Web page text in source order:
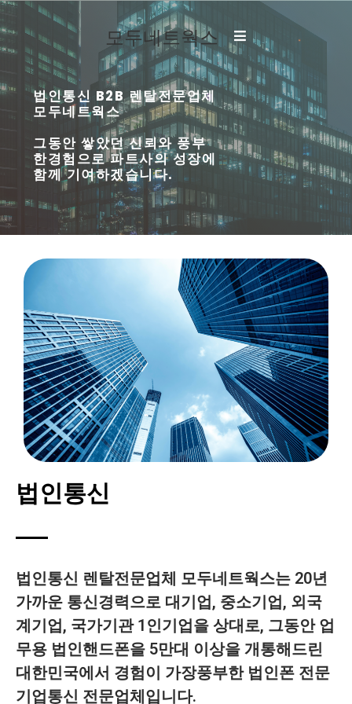
모두네트웍스
법인통신 B2B 렌탈전문업체
모두네트웍스
그동안 쌓았던 신뢰와 풍부
한경험으로 파트사의 성장에
함께 기여하겠습니다.
법인통신
법인통신 렌탈전문업체 모두네트웍스는 20년
가까운 통신경력으로 대기업, 중소기업, 외국
계기업, 국가기관 1인기업을 상대로, 그동안 업
무용 법인핸드폰을 5만대 이상을 개통해드린
대한민국에서 경험이 가장풍부한 법인폰 전문
기업통신 전문업체입니다.